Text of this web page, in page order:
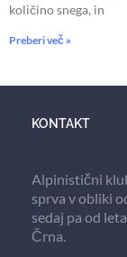
količino snega, in
Preberi več »
KONTAKT
Alpinistični
sprva v obliki
sedaj pa od
Črna.